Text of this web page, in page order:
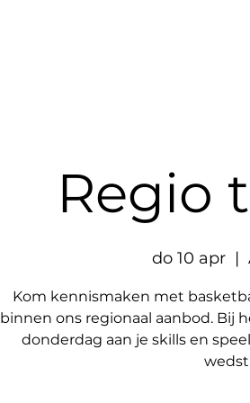
Regio
do 10 apr
  |
Kom kennismaken met
binnen ons regionaal aanbod. Bij
donderdag aan je skills en